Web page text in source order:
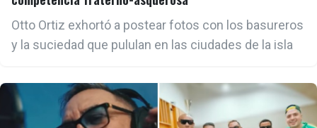
Otto Ortiz exhortó a postear fotos con los basureros
y la suciedad que pululan en las ciudades de la isla